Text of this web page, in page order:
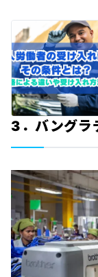
3．バングラ